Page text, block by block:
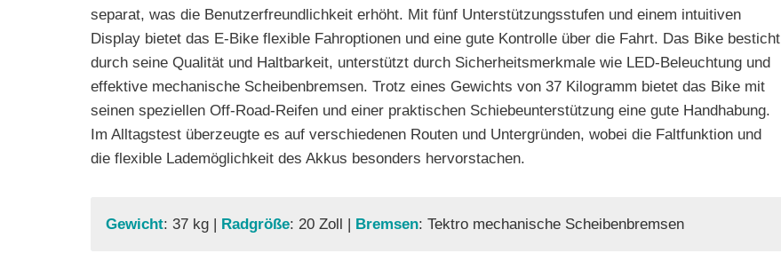
separat, was die Benutzerfreundlichkeit erhöht. Mit fünf Unterstützungsstufen und einem intuitiven
Display bietet das E-Bike flexible Fahroptionen und eine gute Kontrolle über die Fahrt. Das Bike besticht
durch seine Qualität und Haltbarkeit, unterstützt durch Sicherheitsmerkmale wie LED-Beleuchtung und
effektive mechanische Scheibenbremsen. Trotz eines Gewichts von 37 Kilogramm bietet das Bike mit
seinen speziellen Off-Road-Reifen und einer praktischen Schiebeunterstützung eine gute Handhabung.
Im Alltagstest überzeugte es auf verschiedenen Routen und Untergründen, wobei die Faltfunktion und
die flexible Lademöglichkeit des Akkus besonders hervorstachen.
Gewicht: 37 kg | Radgröße: 20 Zoll | Bremsen: Tektro mechanische Scheibenbremsen